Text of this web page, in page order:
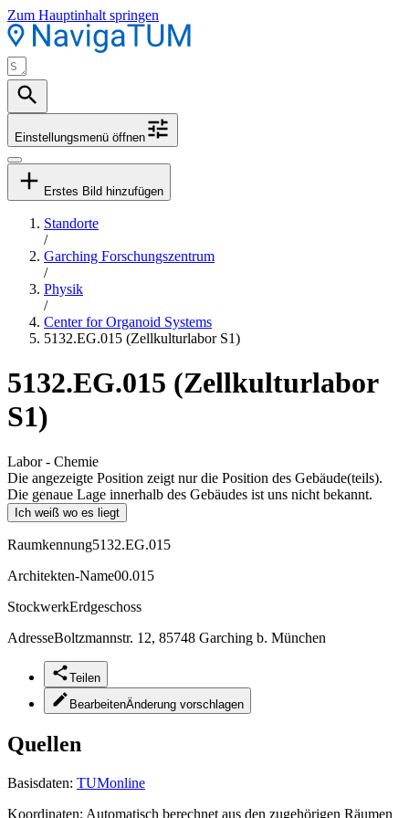
Zum Hauptinhalt springen
Einstellungsmenü öffnen
Erstes Bild hinzufügen
Standorte
/
Garching Forschungszentrum
/
Physik
/
Center for Organoid Systems
5132.EG.015 (Zellkulturlabor S1)
5132.EG.015 (Zellkulturlabor
S1)
Labor - Chemie
Die angezeigte Position zeigt nur die Position des Gebäude(teils).
Die genaue Lage innerhalb des Gebäudes ist uns nicht bekannt.
Ich weiß wo es liegt
Raumkennung5132.EG.015
Architekten-Name00.015
StockwerkErdgeschoss
AdresseBoltzmannstr. 12, 85748 Garching b. München
Teilen
BearbeitenÄnderung vorschlagen
Quellen
Basisdaten: TUMonline
Koordinaten: Automatisch berechnet aus den zugehörigen Räumen